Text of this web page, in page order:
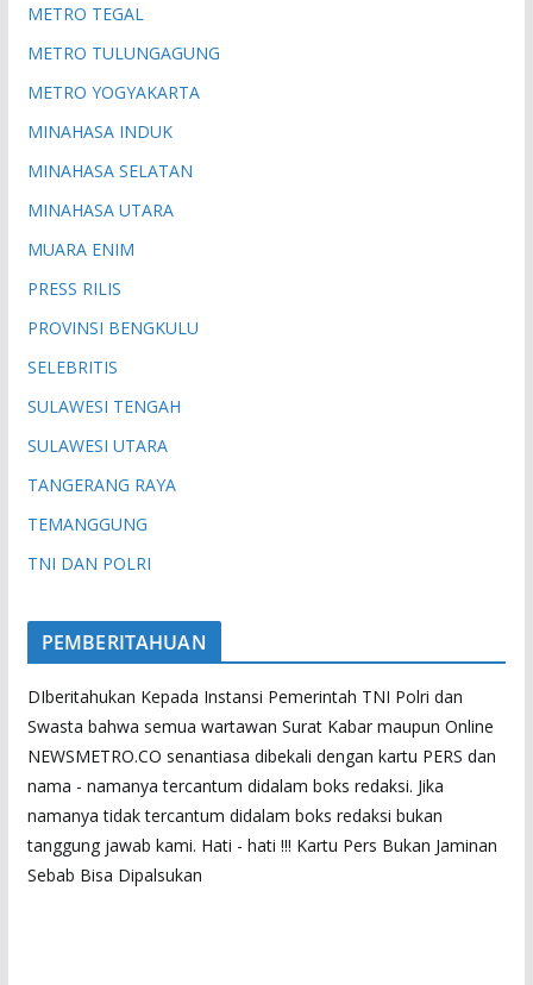
METRO TEGAL
METRO TULUNGAGUNG
METRO YOGYAKARTA
MINAHASA INDUK
MINAHASA SELATAN
MINAHASA UTARA
MUARA ENIM
PRESS RILIS
PROVINSI BENGKULU
SELEBRITIS
SULAWESI TENGAH
SULAWESI UTARA
TANGERANG RAYA
TEMANGGUNG
TNI DAN POLRI
PEMBERITAHUAN
DIberitahukan Kepada Instansi Pemerintah TNI Polri dan
Swasta bahwa semua wartawan Surat Kabar maupun Online
NEWSMETRO.CO senantiasa dibekali dengan kartu PERS dan
nama - namanya tercantum didalam boks redaksi. Jika
namanya tidak tercantum didalam boks redaksi bukan
tanggung jawab kami. Hati - hati !!! Kartu Pers Bukan Jaminan
Sebab Bisa Dipalsukan